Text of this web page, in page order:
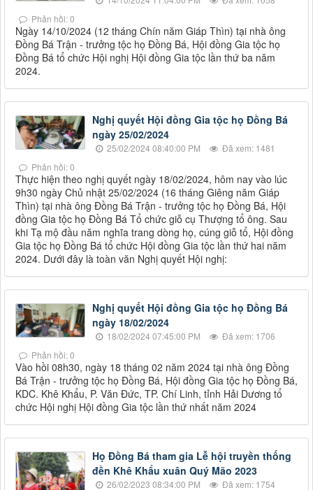
Phản hồi: 0
Ngày 14/10/2024 (12 tháng Chín năm Giáp Thìn) tại nhà ông
Đồng Bá Trận - trưởng tộc họ Đồng Bá, Hội đồng Gia tộc họ
Đồng Bá tổ chức Hội nghị Hội đồng Gia tộc lần thứ ba năm
2024.
Nghị quyết Hội đồng Gia tộc họ Đồng Bá
ngày 25/02/2024
25/02/2024 08:40:00 PM
Đã xem: 1481
Phản hồi: 0
Thực hiện theo nghị quyết ngày 18/02/2024, hôm nay vào lúc
9h30 ngày Chủ nhật 25/02/2024 (16 tháng Giêng năm Giáp
Thìn) tại nhà ông Đồng Bá Trận - trưởng tộc họ Đồng Bá, Hội
đồng Gia tộc họ Đồng Bá Tổ chức giỗ cụ Thượng tổ ông. Sau
khi Tạ mộ đầu năm nghĩa trang dòng họ, cúng giỗ tổ, Hội đồng
Gia tộc họ Đồng Bá tổ chức Hội đồng Gia tộc lần thứ hai năm
2024. Dưới đây là toàn văn Nghị quyết Hội nghị:
Nghị quyết Hội đồng Gia tộc họ Đồng Bá
ngày 18/02/2024
18/02/2024 07:45:00 PM
Đã xem: 1706
Phản hồi: 0
Vào hồi 08h30, ngày 18 tháng 02 năm 2024 tại nhà ông Đồng
Bá Trận - trưởng tộc họ Đồng Bá, Hội đồng Gia tộc họ Đồng Bá,
KDC. Khê Khẩu, P. Văn Đức, TP. Chí Linh, tỉnh Hải Dương tổ
chức Hội nghị Hội đồng Gia tộc lần thứ nhất năm 2024
Họ Đồng Bá tham gia Lễ hội truyền thống
đền Khê Khẩu xuân Quý Mão 2023
26/02/2023 08:34:00 PM Đã xem: 1754